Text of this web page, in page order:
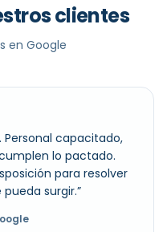
clientes
en Google
Personal capacitado,
lo pactado.
para resolver
surgir.”